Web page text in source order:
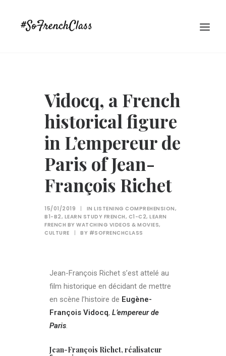
#SOFRENCHCLASS PRIVACY POLICY
Recherche
Vidocq, a French
historical figure
in L’empereur de
Paris of Jean-
François Richet
15/01/2019 | IN LISTENING COMPREHENSION,
B1-B2, LEARN STUDY FRENCH, C1-C2, LEARN
FRENCH BY WATCHING VIDEOS & MOVIES,
CULTURE
| BY #SOFRENCHCLASS
Jean-François Richet s’est attelé au
film historique en décidant de mettre
en scène l’histoire de Eugène-
François Vidocq, L’empereur de
Paris.
Jean-François Richet, réalisateur